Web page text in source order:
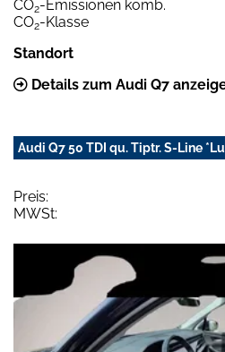
CO2-Emissionen komb.
CO2-Klasse
Standort
Details zum Audi Q7
Audi Q7 50 TDI qu. Tiptr. S-Line
Preis:
MWSt: